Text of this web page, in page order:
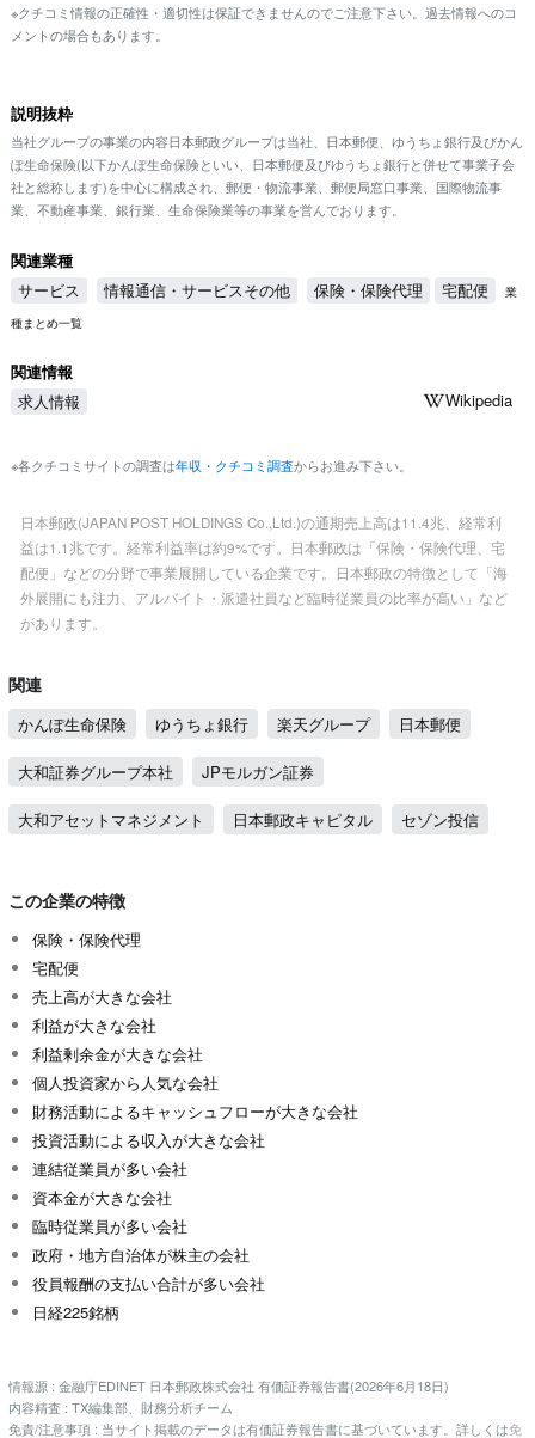
※クチコミ情報の正確性・適切性は保証できませんのでご注意下さい。過去情報へのコ
メントの場合もあります。
説明抜粋
当社グループの事業の内容日本郵政グループは当社、日本郵便、ゆうちょ銀行及びかん
ぽ生命保険(以下かんぽ生命保険といい、日本郵便及びゆうちょ銀行と併せて事業子会
社と総称します)を中心に構成され、郵便・物流事業、郵便局窓口事業、国際物流事
業、不動産事業、銀行業、生命保険業等の事業を営んでおります。
関連業種
サービス
情報通信・サービスその他 保険・保険代理 宅配便
業
種まとめ一覧
関連情報
求人情報
Wikipedia
※各クチコミサイトの調査は年収・クチコミ調査からお進み下さい。
日本郵政(JAPAN POST HOLDINGS Co.,Ltd.)の通期売上高は11.4兆、経常利
益は1.1兆です。経常利益率は約9%です。日本郵政は「保険・保険代理、宅
配便」などの分野で事業展開している企業です。日本郵政の特徴として「海
外展開にも注力、アルバイト・派遣社員など臨時従業員の比率が高い」など
があります。
関連
かんぽ生命保険 ゆうちょ銀行 楽天グループ 日本郵便
大和証券グループ本社 JPモルガン証券
大和アセットマネジメント 日本郵政キャピタル セゾン投信
この企業の特徴
保険・保険代理
宅配便
売上高が大きな会社
利益が大きな会社
利益剰余金が大きな会社
個人投資家から人気な会社
財務活動によるキャッシュフローが大きな会社
投資活動による収入が大きな会社
連結従業員が多い会社
資本金が大きな会社
臨時従業員が多い会社
政府・地方自治体が株主の会社
役員報酬の支払い合計が多い会社
日経225銘柄
情報源 : 金融庁EDINET 日本郵政株式会社 有価証券報告書(2026年6月18日)
内容精査 : TX編集部、財務分析チーム
免責/注意事項 : 当サイト掲載のデータは有価証券報告書に基づいています。詳しくは免